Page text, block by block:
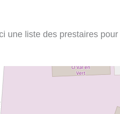
une liste des prestaires